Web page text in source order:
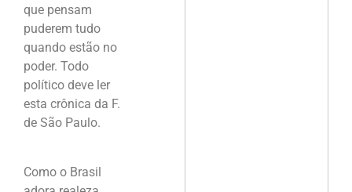
que pensam
puderem tudo
quando estão no
poder. Todo
político deve ler
esta crônica da F.
de São Paulo.
Como o Brasil